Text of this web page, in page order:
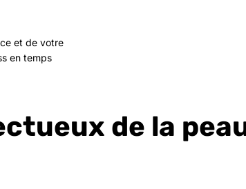
et de votre
en temps
de la